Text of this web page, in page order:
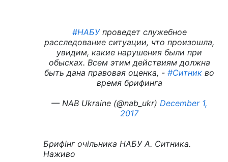
#НАБУпроведет служебное
расследование ситуации, что произошла,
увидим, какие нарушения были при
обысках. Всем этим действиям должна
быть дана правовая оценка, - #Ситник во
время брифинга
— NAB Ukraine (@nab_ukr) December 1,
2017
Брифінг очільника НАБУ А. Ситника.
Наживо